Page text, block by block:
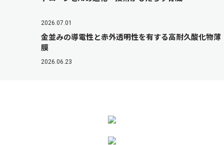
2026.07.01
金並みの導電性と赤外透明性を有する高耐久酸化物薄
膜
2026.06.23